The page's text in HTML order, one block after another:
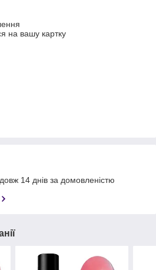
на вашу картку
14 днів за домовленістю